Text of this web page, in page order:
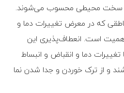
سخت محیطی محسوب می‌شوند.
که در معرض تغییرات دما و
است. انعطاف‌پذیری این
دما و انقباض و انبساط
و از ترک خوردن و جدا شدن نما